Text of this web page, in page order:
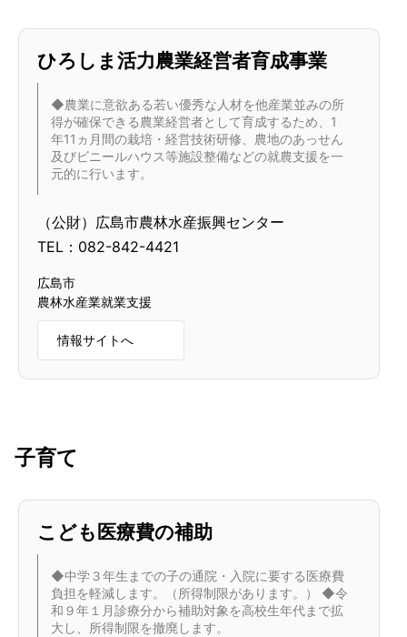
ひろしま活力農業経営者育成事業
◆農業に意欲ある若い優秀な人材を他産業並みの所
得が確保できる農業経営者として育成するため、1
年11ヵ月間の栽培・経営技術研修、農地のあっせん
及びビニールハウス等施設整備などの就農支援を一
元的に行います。
（公財）広島市農林水産振興センター
TEL：082-842-4421
広島市
農林水産業就業支援
情報サイトへ
子育て
こども医療費の補助
◆中学３年生までの子の通院・入院に要する医療費
負担を軽減します。（所得制限があります。） ◆令
和９年１月診療分から補助対象を高校生年代まで拡
大し、所得制限を撤廃します。